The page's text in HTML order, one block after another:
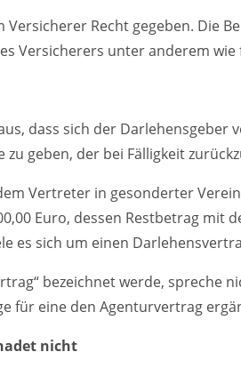
Versicherer Recht gegeben. Die
Versicherers unter anderem wie
dass sich der
geben, der bei Fälligkeit
Vertreter in gesonderter
Euro, dessen Restbetrag mit
es sich um einen
bezeichnet werde, spreche
für eine den Agenturvertrag
nicht